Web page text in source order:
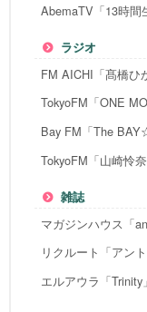
AbemaTV「13時間
ラジオ
FM AICHI「髙橋ひ
TokyoFM「ONE
Bay FM「The
TokyoFM「山崎怜
雑誌
マガジンハウス「an
リクルート「アント
エルアウラ「Trinity」